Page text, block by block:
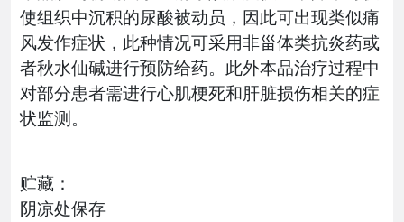
使组织中沉积的尿酸被动员，因此可出现类似痛
风发作症状，此种情况可采用非甾体类抗炎药或
者秋水仙碱进行预防给药。此外本品治疗过程中
对部分患者需进行心肌梗死和肝脏损伤相关的症
状监测。
贮藏：
阴凉处保存